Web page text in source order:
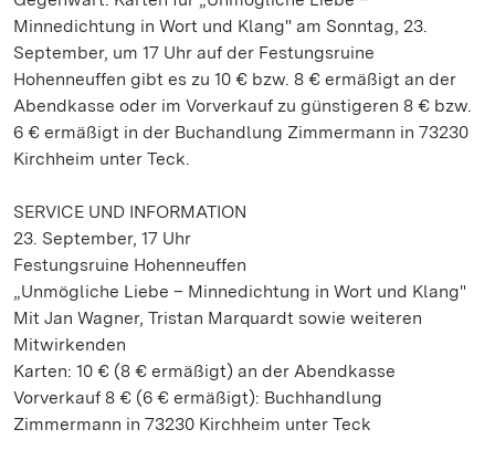
Minnedichtung in Wort und Klang" am Sonntag, 23.
September, um 17 Uhr auf der Festungsruine
Hohenneuffen gibt es zu 10 € bzw. 8 € ermäßigt an der
Abendkasse oder im Vorverkauf zu günstigeren 8 € bzw.
6 € ermäßigt in der Buchandlung Zimmermann in 73230
Kirchheim unter Teck.
SERVICE UND INFORMATION
23. September, 17 Uhr
Festungsruine Hohenneuffen
„Unmögliche Liebe – Minnedichtung in Wort und Klang"
Mit Jan Wagner, Tristan Marquardt sowie weiteren
Mitwirkenden
Karten: 10 € (8 € ermäßigt) an der Abendkasse
Vorverkauf 8 € (6 € ermäßigt): Buchhandlung
Zimmermann in 73230 Kirchheim unter Teck